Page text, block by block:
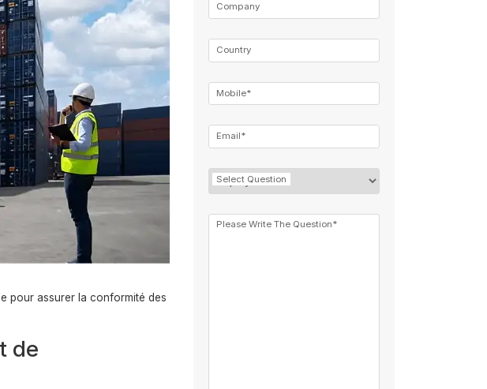
pour assurer la conformité des
de
Company
Country
Mobile*
Email*
Select Question
Please Write The Question*